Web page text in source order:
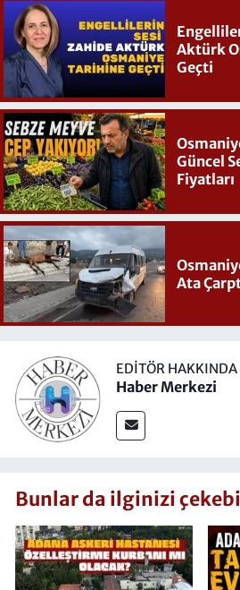
Aktürk
Geçti
Güncel
Fiyatları
Ata
EDITÖR HAKKINDA
Haber Merkezi
Bunlar da ilginizi